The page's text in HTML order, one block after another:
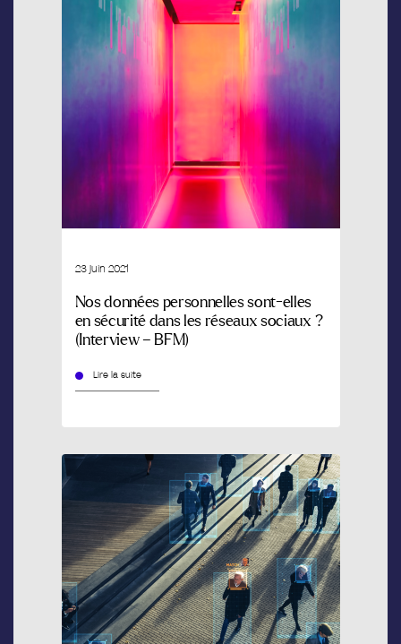
23 juin 2021
Nos données personnelles sont-elles
en sécurité dans les réseaux sociaux ?
(Interview – BFM)
Lire la suite